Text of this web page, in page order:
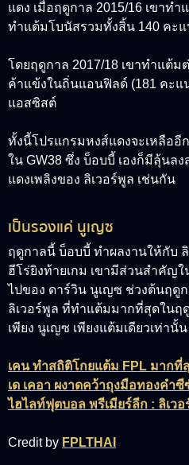
แดง เมื่อฤดูกาล 2015/16 เขาท
ทำแต้มโบนัสรวมทั้งสิ้น 140 คะ
โดยฤดูกาล 2017/18 เขาทำแต้
ค้าแข้งในถิ่นแอนฟิลด์ (181 คะแ
แอสซิสต์
ทั้งนี้โปรแกรมหงส์แดงจะเหลืออี
ใน GW38 ซึ่ง บ็อบบี้ เองก็มีลุ้นล
แดงเพลิงของ ลิเวอร์พูล เช่นกัน
เป็นรองแค่ นูเญซ
ฤดูกาลนี้ บ็อบบี้ ทำผลงานให้กับ
ฮีโร่ยิงท้ายเกม เขามีส่วนสำคัญ
ไปของ ดาร์วิน นูเญซ ช่วงต้นฤดู
ลิเวอร์พูล ที่ทำแต้มมากที่สุดในฤ
เพียง นูเญซ เพียงแต้มเดียวเท่านั้
เคน ทำสถิติโกยแต้ม FPL มากที่
เด เคอา ผงาดคว้าถุงมือทองคำซี
ไฮไลท์ฟุตบอล พรีเมียร์ลีก : ลิเว
Credit by FPLTHAI